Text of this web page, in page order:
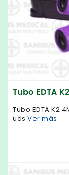
Tubo EDTA
Tubo EDTA K2
uds Ver más